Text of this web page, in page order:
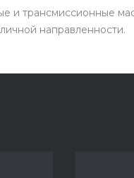
и трансмиссионные
направленности.